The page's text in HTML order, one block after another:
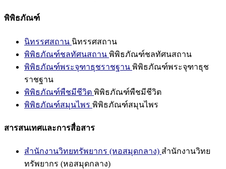
พิพิธภัณฑ์
นิทรรศสถาน นิทรรศสถาน
พิพิธภัณฑ์ชลทัศนสถาน พิพิธภัณฑ์ชลทัศนสถาน
พิพิธภัณฑ์พระจุฑาธุชราชฐาน พิพิธภัณฑ์พระจุฑาธุช
ราชฐาน
พิพิธภัณฑ์พืชมีชีวิต พิพิธภัณฑ์พืชมีชีวิต
พิพิธภัณฑ์สมุนไพร พิพิธภัณฑ์สมุนไพร
สารสนเทศและการสื่อสาร
สำนักงานวิทยทรัพยากร (หอสมุดกลาง) สำนักงานวิทย
ทรัพยากร (หอสมุดกลาง)